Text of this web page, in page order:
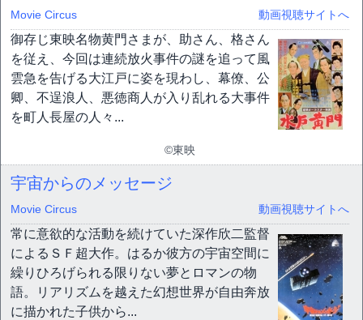
Movie Circus 動画視聴サイトへ
御存じ東映名物黄門さまが、助さん、格さん
を従え、今回は連続放火事件の謎を追って風
雲急を告げる大江戸に姿を現わし、幕僚、公
卿、不逞浪人、悪徳商人が入り乱れる大事件
を町人長屋の人々...
©東映
宇宙からのメッセージ
Movie Circus 動画視聴サイトへ
常に意欲的な活動を続けていた深作欣二監督
によるＳＦ超大作。はるか彼方の宇宙空間に
繰りひろげられる限りない夢とロマンの物
語。リアリズムを越えた幻想世界が自由奔放
に描かれた子供から...